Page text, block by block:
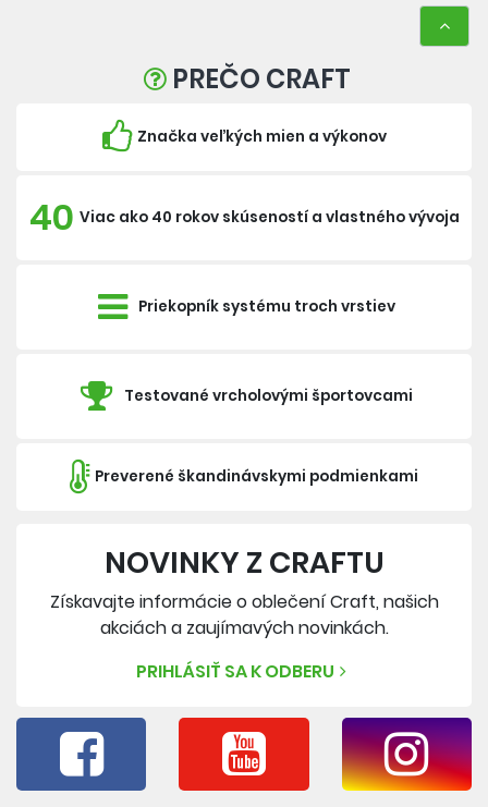
PREČO CRAFT
Značka veľkých mien a výkonov
40 Viac ako 40 rokov skúseností a vlastného vývoja
Priekopník systému troch vrstiev
Testované vrcholovými športovcami
Preverené škandinávskymi podmienkami
NOVINKY Z CRAFTU
Získavajte informácie o oblečení Craft, našich
akciách a zaujímavých novinkách.
PRIHLÁSIŤ SA K ODBERU